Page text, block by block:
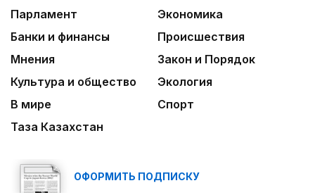
Парламент
Экономика
Банки и финансы
Происшествия
Мнения
Закон и Порядок
Культура и общество
Экология
В мире
Спорт
Таза Казахстан
ОФОРМИТЬ ПОДПИСКУ